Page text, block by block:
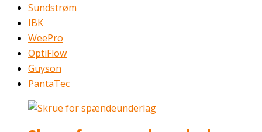
Sundstrøm
IBK
WeePro
OptiFlow
Guyson
PantaTec